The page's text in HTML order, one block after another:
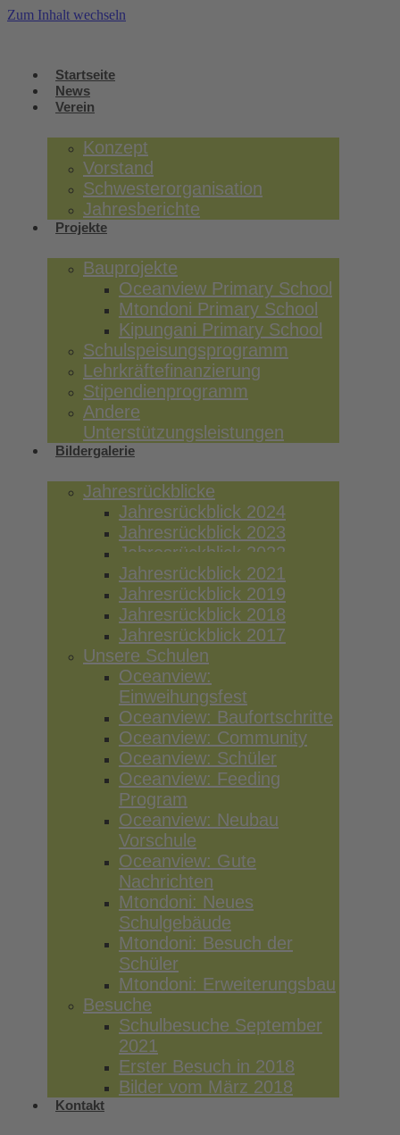
Zum Inhalt wechseln
Startseite
News
Verein
Konzept
Vorstand
Schwesterorganisation
Jahresberichte
Projekte
Bauprojekte
Oceanview Primary School
Mtondoni Primary School
Kipungani Primary School
Schulspeisungsprogramm
Lehrkräftefinanzierung
Stipendienprogramm
Andere
Unterstützungsleistungen
Bildergalerie
Jahresrückblicke
Jahresrückblick 2024
Jahresrückblick 2023
Jahresrückblick 2022
Jahresrückblick 2021
Jahresrückblick 2019
Jahresrückblick 2018
Jahresrückblick 2017
Unsere Schulen
Oceanview:
Einweihungsfest
Oceanview: Baufortschritte
Oceanview: Community
Oceanview: Schüler
Oceanview: Feeding
Program
Oceanview: Neubau
Vorschule
Oceanview: Gute
Nachrichten
Mtondoni: Neues
Schulgebäude
Mtondoni: Besuch der
Schüler
Mtondoni: Erweiterungsbau
Besuche
Schulbesuche September
2021
Erster Besuch in 2018
Bilder vom März 2018
Kontakt